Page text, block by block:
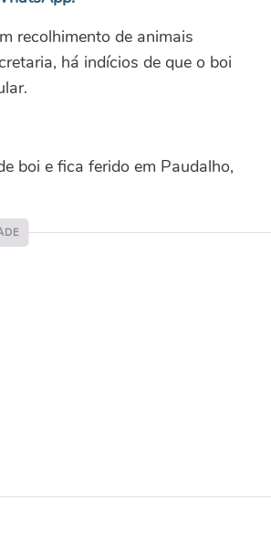
recolhimento de animais
há indícios de que o boi
boi e fica ferido em Paudalho,